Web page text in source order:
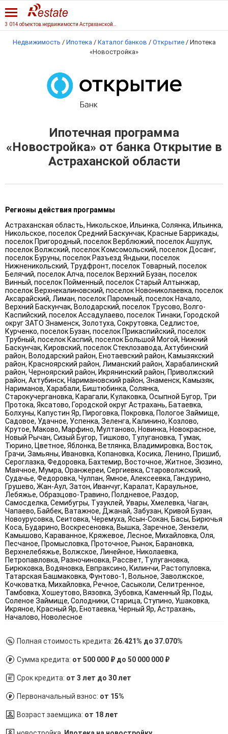
Недвижимость / Ипотека / Каталог банков / Открытие / Ипотека
«Новостройка»
Ипотечная программа
«Новостройка» от банка Открытие в
Астраханской области
Регионы действия программы
Астраханская область, Никольское, Ильинка, Солянка, Ильинка,
Никольское, поселок Средний Баскунчак, Красные Баррикады,
поселок Пригородный, поселок Верблюжий, поселок Ашулук,
поселок Волжский, поселок Комсомольский, поселок Досанг,
поселок Буруны, поселок Разъезд Яндыки, поселок
Нижненикольский, Трудфронт, поселок Товарный, поселок
Белячий, поселок Алча, поселок Верхний Бузан, поселок
Винный, поселок Пойменный, поселок Старый Алтынжар,
поселок Верхнекалиновский, поселок Новониколаевка, поселок
Аксарайский, Лиман, поселок Паромный, поселок Начало,
Верхний Баскунчак, Володарский, поселок Трусово, Волго-
Каспийский, поселок Ассадулаево, поселок Тинаки, Городской
округ ЗАТО Знаменск, Золотуха, Сокрутовка, Седлистое,
Курченко, поселок Бузан, поселок Прикаспийский, поселок
Трубный, поселок Каспий, поселок Большой Могой, Нижний
Баскунчак, Кировский, поселок Стеклозавода, Ахтубинский
район, Володарский район, Енотаевский район, Камызякский
район, Красноярский район, Лиманский район, Харабалинский
район, Черноярский район, Икрянинский район, Приволжский
район, Ахтубинск, Наримановский район, Знаменск, Камызяк,
Нариманов, Харабали, Биштюбинка, Солянка,
Старокучергановка, Карагали, Кулаковка, Осыпной Бугор, Три
Протока, Яксатово, Городской округ Астрахань, Батаевка,
Болхуны, Капустин Яр, Пироговка, Покровка, Пологое Займище,
Садовое, Удачное, Успенка, Зеленга, Калинино, Козлово,
Крутое, Маково, Марфино, Мултаново, Новинка, Новокрасное,
Новый Рычан, Сизый Бугор, Тишково, Тулугановка, Тумак,
Тюрино, Цветное, Яблонка, Ветлянка, Владимировка, Восток,
Грачи, Замьяны, Ивановка, Копановка, Косика, Ленино, Пришиб,
Сероглазка, Федоровка, Бахтемир, Восточное, Житное, Зюзино,
Маячное, Мумра, Оранжереи, Сергиевка, Староволжский,
Судачье, Федоровка, Чулпан, Ямное, Алексеевка, Гандурино,
Грушево, Жан-Аул, Затон, Иванчуг, Каралат, Караульное,
Лебяжье, Образцово-Травино, Полдневое, Раздор,
Самосделка, Семибугры, Тузуклей, Увары, Хмелевка, Чаган,
Чапаево, Байбек, Ватажное, Джанай, Забузан, Кривой Бузан,
Новоурусовка, Сеитовка, Черемуха, Ясын-Сокан, Басы, Бирючья
Коса, Бударино, Воскресеновка, Вышка, Заречное, Зензели,
Камышово, Караванное, Кряжевое, Лесное, Михайловка, Оля,
Песчаное, Промысловка, Проточное, Рынок, Барановка,
Верхнелебяжье, Волжское, Линейное, Николаевка,
Петропавловка, Разночиновка, Рассвет, Тулугановка,
Бирюковка, Водяновка, Евпраксино, Килинчи, Растопуловка,
Татарская Башмаковка, Фунтово-1, Вольное, Заволжское,
Кочковатка, Михайловка, Речное, Сасыколи, Селитренное,
Тамбовка, Хошеутово, Вязовка, Зубовка, Каменный Яр, Поды,
Соленое Займище, Солодники, Старица, Ступино, Ушаковка,
Икряное, Красный Яр, Енотаевка, Черный Яр, Астрахань,
Началово, Новолесное
Полная стоимость кредита: 26.421% до 37.070%
Сумма кредита: от 500 000 ₽ до 50 000 000 ₽
Срок кредита: от 3 лет до 30 лет
Первоначальный взнос: от 15%
Возраст заемщика: от 18 лет